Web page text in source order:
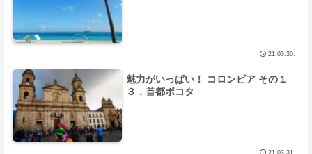
21.03.30.
魅力がいっぱい！ コロンビア その１
３．首都ボコタ